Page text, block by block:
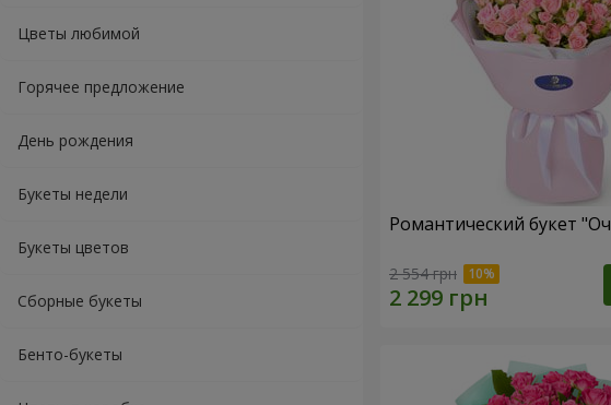
Цветы любимой
Горячее предложение
День рождения
Букеты недели
Букеты цветов
Сборные букеты
Бенто-букеты
Романтический букет
2 554 грн